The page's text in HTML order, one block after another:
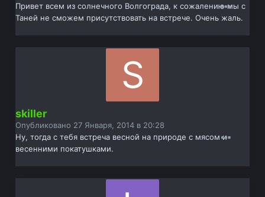
Привет всем из солнечного Волгограда, к сожалению мы с
Таней не сможем присутствовать на встрече. Очень жаль.
skiller
Опубликовано 27 Января, 2014 в 20:28
Ну, тогда с тебя встреча весной на природе с мясом и
весенними покатушками.